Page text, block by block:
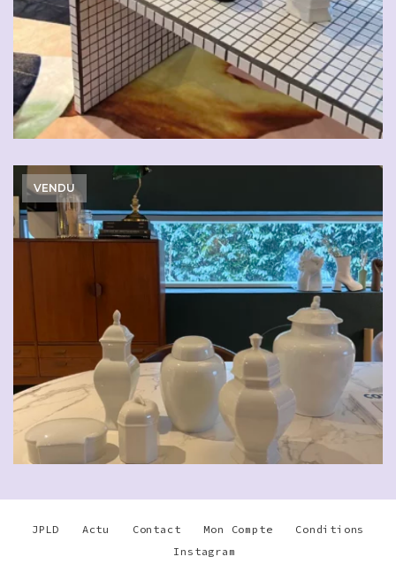
VENDU
JPLD Actu Contact Mon Compte
Conditions
Instagram